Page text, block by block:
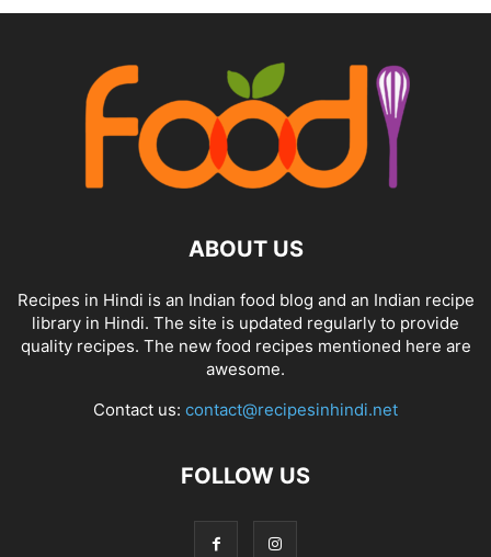
ABOUT US
Recipes in Hindi is an Indian food blog and an Indian recipe
library in Hindi. The site is updated regularly to provide
quality recipes. The new food recipes mentioned here are
awesome.
Contact us: contact@recipesinhindi.net
FOLLOW US